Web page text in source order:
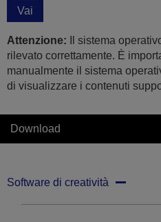
Vai
Attenzione: Il sistema
rilevato correttamente. È
manualmente il sistema
di visualizzare i contenuti
Download
Software di creatività